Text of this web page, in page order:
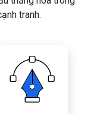
tranh.